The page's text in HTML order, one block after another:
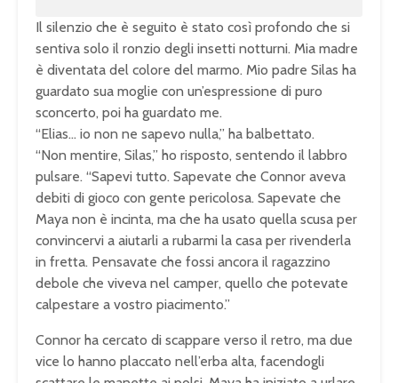
Il silenzio che è seguito è stato così profondo che si
sentiva solo il ronzio degli insetti notturni. Mia madre
è diventata del colore del marmo. Mio padre Silas ha
guardato sua moglie con un’espressione di puro
sconcerto, poi ha guardato me.
“Elias… io non ne sapevo nulla,” ha balbettato.
“Non mentire, Silas,” ho risposto, sentendo il labbro
pulsare. “Sapevi tutto. Sapevate che Connor aveva
debiti di gioco con gente pericolosa. Sapevate che
Maya non è incinta, ma che ha usato quella scusa per
convincervi a aiutarli a rubarmi la casa per rivenderla
in fretta. Pensavate che fossi ancora il ragazzino
debole che viveva nel camper, quello che potevate
calpestare a vostro piacimento.”
Connor ha cercato di scappare verso il retro, ma due
vice lo hanno placcato nell’erba alta, facendogli